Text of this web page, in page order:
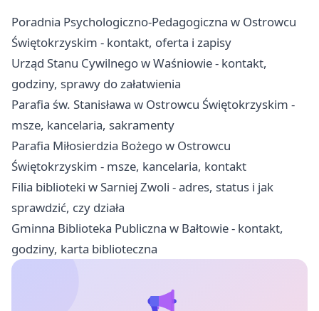
Poradnia Psychologiczno-Pedagogiczna w Ostrowcu
Świętokrzyskim - kontakt, oferta i zapisy
Urząd Stanu Cywilnego w Waśniowie - kontakt,
godziny, sprawy do załatwienia
Parafia św. Stanisława w Ostrowcu Świętokrzyskim -
msze, kancelaria, sakramenty
Parafia Miłosierdzia Bożego w Ostrowcu
Świętokrzyskim - msze, kancelaria, kontakt
Filia biblioteki w Sarniej Zwoli - adres, status i jak
sprawdzić, czy działa
Gminna Biblioteka Publiczna w Bałtowie - kontakt,
godziny, karta biblioteczna